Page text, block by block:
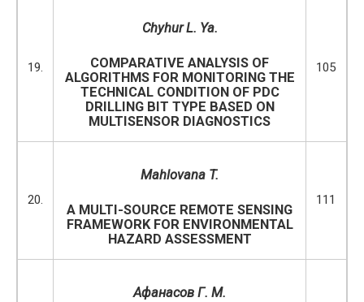
19.
Chyhur L. Ya.
COMPARATIVE ANALYSIS OF
ALGORITHMS FOR MONITORING THE
TECHNICAL CONDITION OF PDC
DRILLING BIT TYPE BASED ON
MULTISENSOR DIAGNOSTICS
105
20.
Mahlovana T.
A MULTI-SOURCE REMOTE SENSING
FRAMEWORK FOR ENVIRONMENTAL
HAZARD ASSESSMENT
111
Афанасов Г. М.